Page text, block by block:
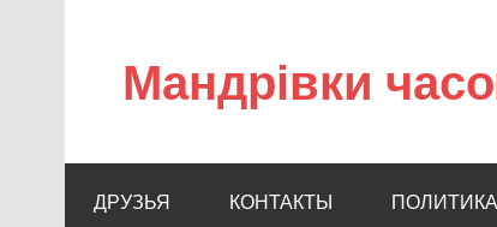
Мандрівки
ДРУЗЬЯ КОНТАКТЫ